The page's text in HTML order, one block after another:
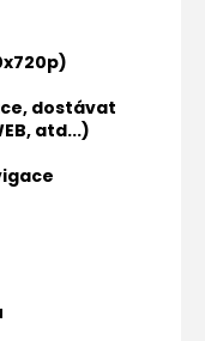
dostávat
atd...)